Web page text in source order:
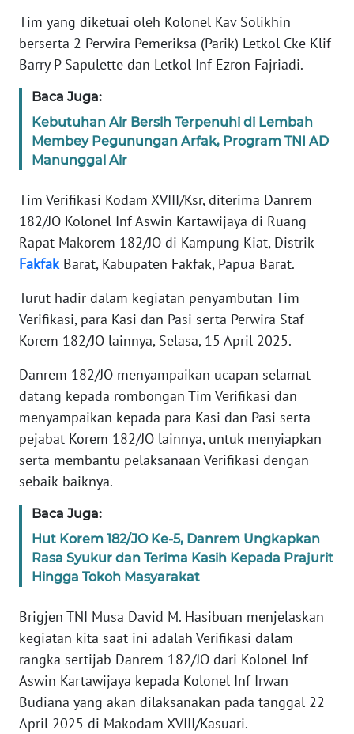
Tim yang diketuai oleh Kolonel Kav Solikhin
berserta 2 Perwira Pemeriksa (Parik) Letkol Cke Klif
Barry P Sapulette dan Letkol Inf Ezron Fajriadi.
Baca Juga:
Kebutuhan Air Bersih Terpenuhi di Lembah
Membey Pegunungan Arfak, Program TNI AD
Manunggal Air
Tim Verifikasi Kodam XVIII/Ksr, diterima Danrem
182/JO Kolonel Inf Aswin Kartawijaya di Ruang
Rapat Makorem 182/JO di Kampung Kiat, Distrik
FakfakBarat, Kabupaten Fakfak, Papua Barat.
Turut hadir dalam kegiatan penyambutan Tim
Verifikasi, para Kasi dan Pasi serta Perwira Staf
Korem 182/JO lainnya, Selasa, 15 April 2025.
Danrem 182/JO menyampaikan ucapan selamat
datang kepada rombongan Tim Verifikasi dan
menyampaikan kepada para Kasi dan Pasi serta
pejabat Korem 182/JO lainnya, untuk menyiapkan
serta membantu pelaksanaan Verifikasi dengan
sebaik-baiknya.
Baca Juga:
Hut Korem 182/JO Ke-5, Danrem Ungkapkan
Rasa Syukur dan Terima Kasih Kepada Prajurit
Hingga Tokoh Masyarakat
Brigjen TNI Musa David M. Hasibuan menjelaskan
kegiatan kita saat ini adalah Verifikasi dalam
rangka sertijab Danrem 182/JO dari Kolonel Inf
Aswin Kartawijaya kepada Kolonel Inf Irwan
Budiana yang akan dilaksanakan pada tanggal 22
April 2025 di Makodam XVIII/Kasuari.
DISCLAIMER
Wahana
Regional
WN
SUMUT
WN
JAKARTA
WN
JABAR
BANTEN
NTT
WN
KEPRI
WN
WN
PAPUA
BARAT
WN
RIAU
WN
SERAMBI